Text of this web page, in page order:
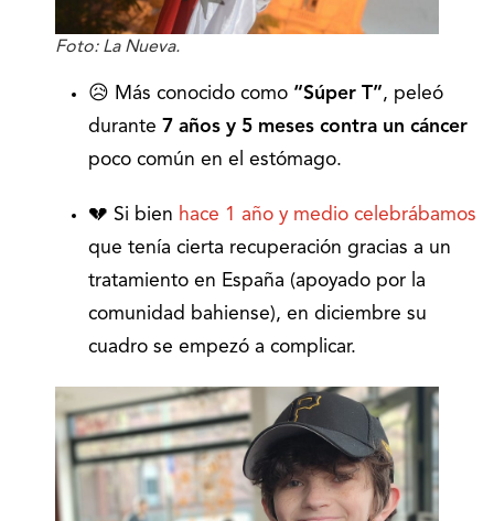
Foto: La Nueva.
😥 Más conocido como “Súper T”, peleó
durante 7 años y 5 meses contra un cáncer
poco común en el estómago.
💔 Si bien hace 1 año y medio celebrábamos
que tenía cierta recuperación gracias a un
tratamiento en España (apoyado por la
comunidad bahiense), en diciembre su
cuadro se empezó a complicar.